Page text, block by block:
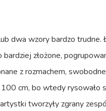
dwa wzory bardzo
złożone,
z rozmachem,
cm, bo wtedy rysowało
tworzyły zgrany